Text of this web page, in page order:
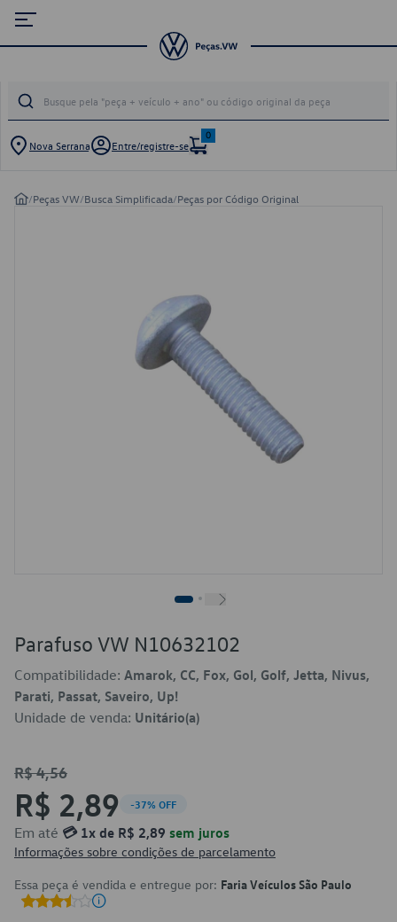
Nova Serrana Entre/registre-se
0
/Peças VW/Busca Simplificada/Peças por Código Original
Parafuso VW N10632102
Compatibilidade: Amarok, CC, Fox, Gol, Golf, Jetta, Nivus,
Parati, Passat, Saveiro, Up!
Unidade de venda: Unitário(a)
R$ 4,56
R$ 2,89 -37% OFF
Em até 💳 1x de R$ 2,89 sem juros
Informações sobre condições de parcelamento
Essa peça é vendida e entregue por: Faria Veículos São Paulo